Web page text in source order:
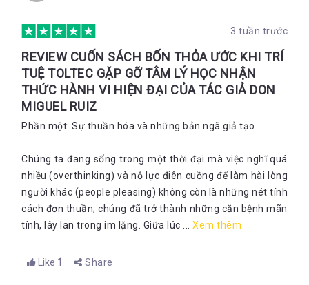
3 tuần trước
REVIEW CUỐN SÁCH BỐN THỎA ƯỚC KHI TRÍ
TUỆ TOLTEC GẶP GỠ TÂM LÝ HỌC NHẬN
THỨC HÀNH VI HIỆN ĐẠI CỦA TÁC GIẢ DON
MIGUEL RUIZ
Phần một: Sự thuần hóa và những bản ngã giả tạo
Chúng ta đang sống trong một thời đại mà việc nghĩ quá
nhiều (overthinking) và nỗ lực điên cuồng để làm hài lòng
người khác (people pleasing) không còn là những nét tính
cách đơn thuần; chúng đã trở thành những căn bệnh mãn
tính, lây lan trong im lặng. Giữa lúc ...
Xem thêm
Like 1 Share